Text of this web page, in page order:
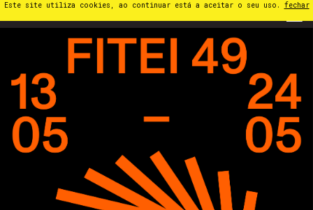
Este site utiliza cookies, ao continuar está a aceitar o seu uso. fechar